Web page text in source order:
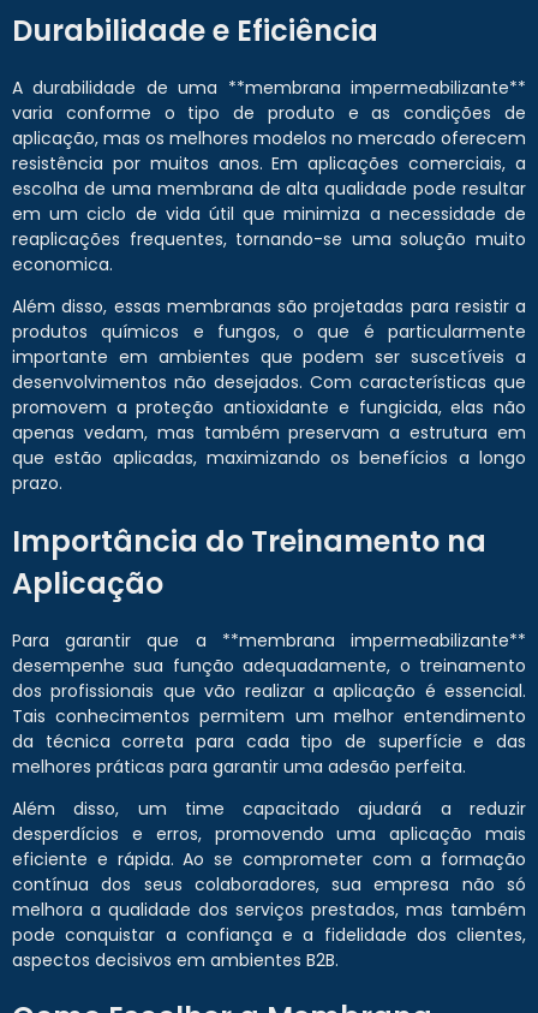
Durabilidade e Eficiência
A durabilidade de uma **membrana impermeabilizante**
varia conforme o tipo de produto e as condições de
aplicação, mas os melhores modelos no mercado oferecem
resistência por muitos anos. Em aplicações comerciais, a
escolha de uma membrana de alta qualidade pode resultar
em um ciclo de vida útil que minimiza a necessidade de
reaplicações frequentes, tornando-se uma solução muito
economica.
Além disso, essas membranas são projetadas para resistir a
produtos químicos e fungos, o que é particularmente
importante em ambientes que podem ser suscetíveis a
desenvolvimentos não desejados. Com características que
promovem a proteção antioxidante e fungicida, elas não
apenas vedam, mas também preservam a estrutura em
que estão aplicadas, maximizando os benefícios a longo
prazo.
Importância do Treinamento na
Aplicação
Para garantir que a **membrana impermeabilizante**
desempenhe sua função adequadamente, o treinamento
dos profissionais que vão realizar a aplicação é essencial.
Tais conhecimentos permitem um melhor entendimento
da técnica correta para cada tipo de superfície e das
melhores práticas para garantir uma adesão perfeita.
Além disso, um time capacitado ajudará a reduzir
desperdícios e erros, promovendo uma aplicação mais
eficiente e rápida. Ao se comprometer com a formação
contínua dos seus colaboradores, sua empresa não só
melhora a qualidade dos serviços prestados, mas também
pode conquistar a confiança e a fidelidade dos clientes,
aspectos decisivos em ambientes B2B.